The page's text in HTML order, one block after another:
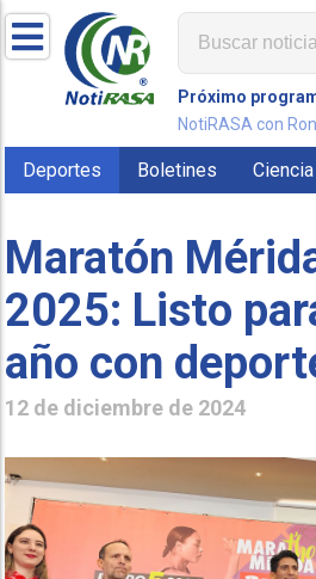
Próximo
NotiRASA con
Deportes Boletines
Maratón
2025: Listo
año con
12 de diciembre de 2024